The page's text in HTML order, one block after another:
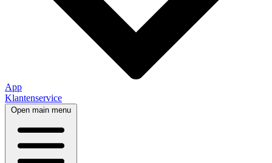
App
Klantenservice
Open main menu